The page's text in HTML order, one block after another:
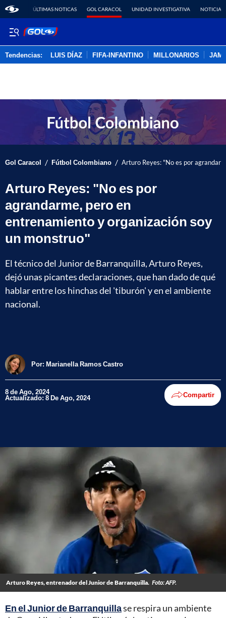
ÚLTIMAS NOTICAS GOL CARACOL UNIDAD INVESTIGATIVA NOTICIAS
Tendencias: LUIS DÍAZ FIFA-INFANTINO MILLONARIOS
Gol Caracol / Fútbol Colombiano / Arturo Reyes: "No es por
Arturo Reyes: "No es por
agrandarme, pero en
entrenamiento y organización soy
un monstruo"
El técnico del Junior de Barranquilla, Arturo Reyes,
dejó unas picantes declaraciones, que han dado de qué
hablar entre los hinchas del 'tiburón' y en el ambiente
nacional.
Por: Marianella Ramos Castro
8 de Ago, 2024
Actualizado: 8 De Ago, 2024 Compartir
Arturo Reyes, entrenador del Junior de Barranquilla. Foto: AFP.
En el Junior de Barranquillase respira un ambiente